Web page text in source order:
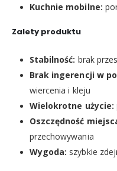
Kuchnie mobilne:
Zalety produktu
Stabilność: brak
Brak ingerencji w
wiercenia i kleju
Wielokrotne użycie:
Oszczędność
przechowywania
Wygoda: szybkie